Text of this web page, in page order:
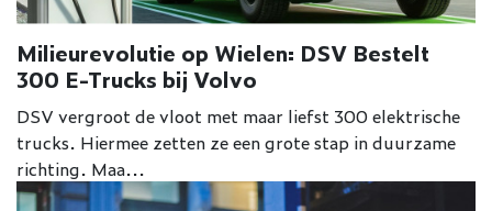
Milieurevolutie op Wielen: DSV Bestelt
300 E-Trucks bij Volvo
DSV vergroot de vloot met maar liefst 300 elektrische
trucks. Hiermee zetten ze een grote stap in duurzame
richting. Maa...